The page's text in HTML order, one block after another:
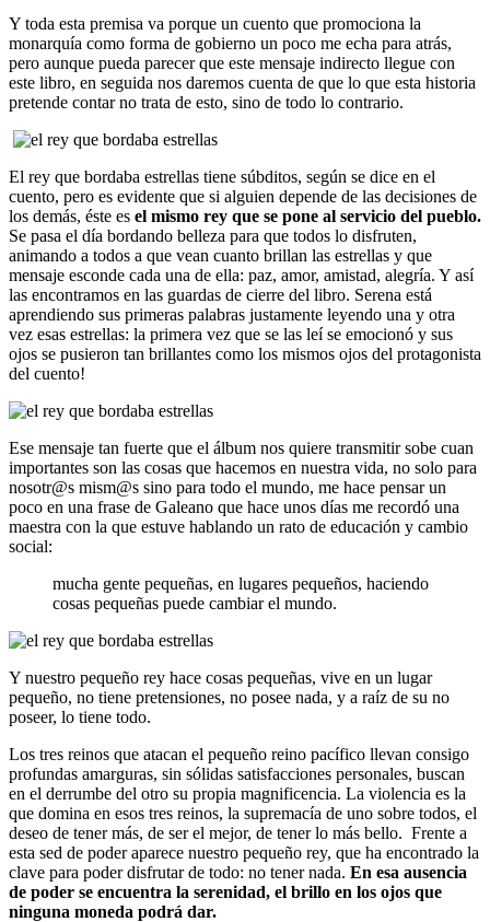
Y toda esta premisa va porque un cuento que promociona la
monarquía como forma de gobierno un poco me echa para atrás,
pero aunque pueda parecer que este mensaje indirecto llegue con
este libro, en seguida nos daremos cuenta de que lo que esta historia
pretende contar no trata de esto, sino de todo lo contrario.
El rey que bordaba estrellas tiene súbditos, según se dice en el
cuento, pero es evidente que si alguien depende de las decisiones de
los demás, éste es el mismo rey que se pone al servicio del pueblo.
Se pasa el día bordando belleza para que todos lo disfruten,
animando a todos a que vean cuanto brillan las estrellas y que
mensaje esconde cada una de ella: paz, amor, amistad, alegría. Y así
las encontramos en las guardas de cierre del libro. Serena está
aprendiendo sus primeras palabras justamente leyendo una y otra
vez esas estrellas: la primera vez que se las leí se emocionó y sus
ojos se pusieron tan brillantes como los mismos ojos del protagonista
del cuento!
Ese mensaje tan fuerte que el álbum nos quiere transmitir sobe cuan
importantes son las cosas que hacemos en nuestra vida, no solo para
nosotr@s mism@s sino para todo el mundo, me hace pensar un
poco en una frase de Galeano que hace unos días me recordó una
maestra con la que estuve hablando un rato de educación y cambio
social:
mucha gente pequeñas, en lugares pequeños, haciendo
cosas pequeñas puede cambiar el mundo.
Y nuestro pequeño rey hace cosas pequeñas, vive en un lugar
pequeño, no tiene pretensiones, no posee nada, y a raíz de su no
poseer, lo tiene todo.
Los tres reinos que atacan el pequeño reino pacífico llevan consigo
profundas amarguras, sin sólidas satisfacciones personales, buscan
en el derrumbe del otro su propia magnificencia. La violencia es la
que domina en esos tres reinos, la supremacía de uno sobre todos, el
deseo de tener más, de ser el mejor, de tener lo más bello. Frente a
esta sed de poder aparece nuestro pequeño rey, que ha encontrado la
clave para poder disfrutar de todo: no tener nada. En esa ausencia
de poder se encuentra la serenidad, el brillo en los ojos que
ninguna moneda podrá dar.